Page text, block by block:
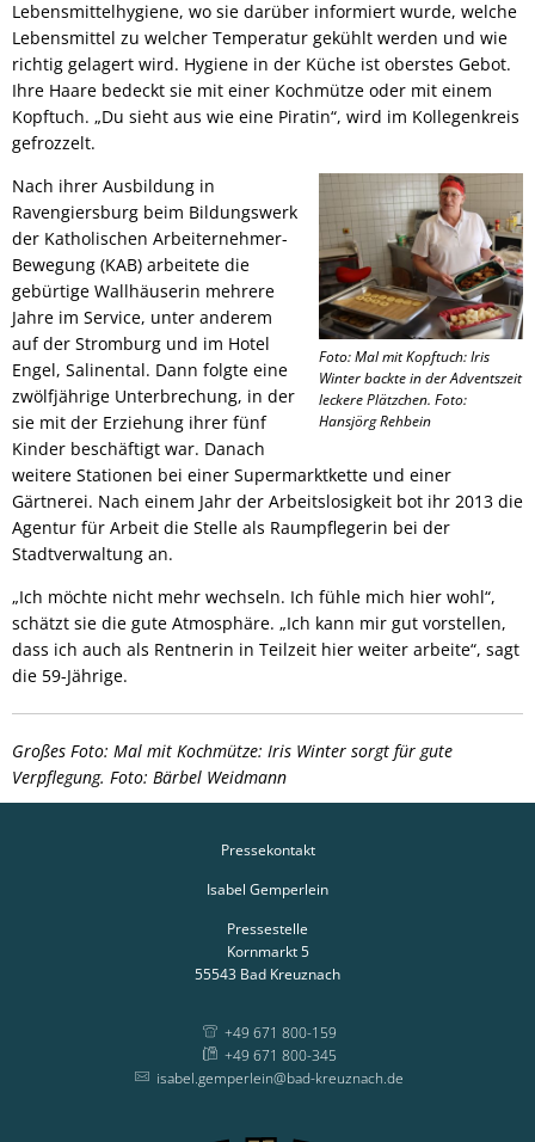
Lebensmittelhygiene, wo sie darüber informiert wurde, welche
Lebensmittel zu welcher Temperatur gekühlt werden und wie
richtig gelagert wird. Hygiene in der Küche ist oberstes Gebot.
Ihre Haare bedeckt sie mit einer Kochmütze oder mit einem
Kopftuch. „Du sieht aus wie eine Piratin“, wird im Kollegenkreis
gefrozzelt.
Foto: Mal mit Kopftuch: Iris
Winter backte in der Adventszeit
leckere Plätzchen. Foto:
Hansjörg Rehbein
Nach ihrer Ausbildung in
Ravengiersburg beim Bildungswerk
der Katholischen Arbeiternehmer-
Bewegung (KAB) arbeitete die
gebürtige Wallhäuserin mehrere
Jahre im Service, unter anderem
auf der Stromburg und im Hotel
Engel, Salinental. Dann folgte eine
zwölfjährige Unterbrechung, in der
sie mit der Erziehung ihrer fünf
Kinder beschäftigt war. Danach
weitere Stationen bei einer Supermarktkette und einer
Gärtnerei. Nach einem Jahr der Arbeitslosigkeit bot ihr 2013 die
Agentur für Arbeit die Stelle als Raumpflegerin bei der
Stadtverwaltung an.
„Ich möchte nicht mehr wechseln. Ich fühle mich hier wohl“,
schätzt sie die gute Atmosphäre. „Ich kann mir gut vorstellen,
dass ich auch als Rentnerin in Teilzeit hier weiter arbeite“, sagt
die 59-Jährige.
Großes Foto: Mal mit Kochmütze: Iris Winter sorgt für gute
Verpflegung. Foto: Bärbel Weidmann
Pressekontakt
Isabel Gemperlein
Pressestelle
Kornmarkt 5
55543 Bad Kreuznach
+49 671 800-159
+49 671 800-345
isabel.gemperlein@bad-kreuznach.de